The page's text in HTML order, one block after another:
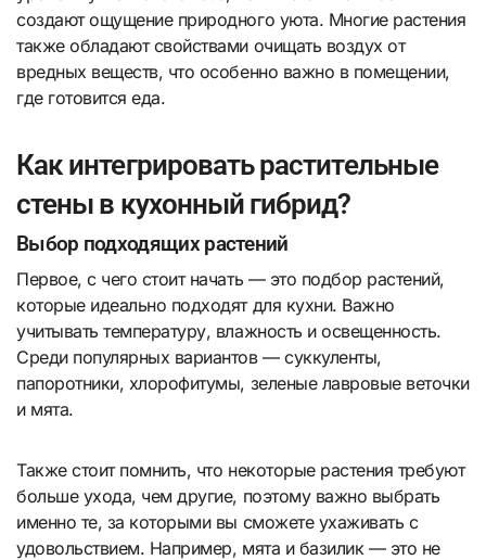
создают ощущение природного уюта. Многие растения
также обладают свойствами очищать воздух от
вредных веществ, что особенно важно в помещении,
где готовится еда.
Как интегрировать растительные
стены в кухонный гибрид?
Выбор подходящих растений
Первое, с чего стоит начать — это подбор растений,
которые идеально подходят для кухни. Важно
учитывать температуру, влажность и освещенность.
Среди популярных вариантов — суккуленты,
папоротники, хлорофитумы, зеленые лавровые веточки
и мята.
Также стоит помнить, что некоторые растения требуют
больше ухода, чем другие, поэтому важно выбрать
именно те, за которыми вы сможете ухаживать с
удовольствием. Например, мята и базилик — это не